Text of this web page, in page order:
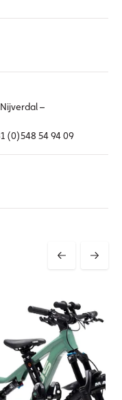
–
(0)548 54 94 09